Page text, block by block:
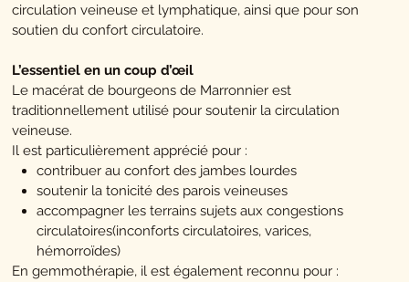
circulation veineuse et lymphatique, ainsi que pour son
soutien du confort circulatoire.
L’essentiel en un coup d’œil
Le macérat de bourgeons de Marronnier est
traditionnellement utilisé pour soutenir la circulation
veineuse.
Il est particulièrement apprécié pour :
contribuer au confort des jambes lourdes
soutenir la tonicité des parois veineuses
accompagner les terrains sujets aux congestions
circulatoires(inconforts circulatoires, varices,
hémorroïdes)
En gemmothérapie, il est également reconnu pour :